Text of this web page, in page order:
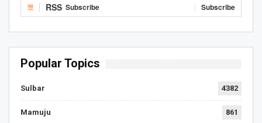
RSS Subscribe Subscribe
Popular Topics
Sulbar 4382
Mamuju 861